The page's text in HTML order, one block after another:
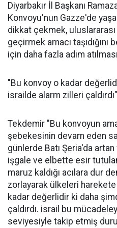
Diyarbakır İl Başkanı
Konvoyu'nun Gazze'de
dikkat çekmek,
geçirmek amacı
için daha fazla adım
"Bu konvoy o kadar
israilde alarm zilleri çaldırdı"
Tekdemir "Bu konvoyun
şebekesinin devam eden
günlerde Batı Şeria'da
işgale ve elbette esir
maruz kaldığı acılara dur
zorlayarak ülkeleri
kadar değerlidir ki daha
çaldırdı. israil bu
seviyesiyle takip etmiş